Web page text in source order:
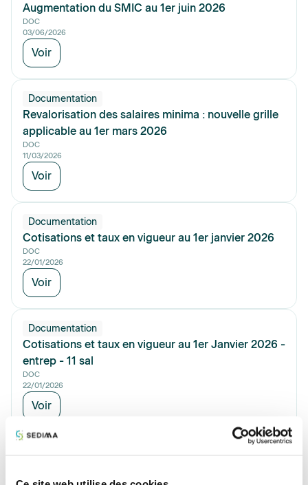
Augmentation du SMIC au 1er juin 2026
DOC
03/06/2026
Voir
Documentation
Revalorisation des salaires minima : nouvelle grille
applicable au 1er mars 2026
DOC
11/03/2026
Voir
Documentation
Cotisations et taux en vigueur au 1er janvier 2026
DOC
22/01/2026
Voir
Documentation
Cotisations et taux en vigueur au 1er Janvier 2026 -
entrep - 11 sal
DOC
22/01/2026
Voir